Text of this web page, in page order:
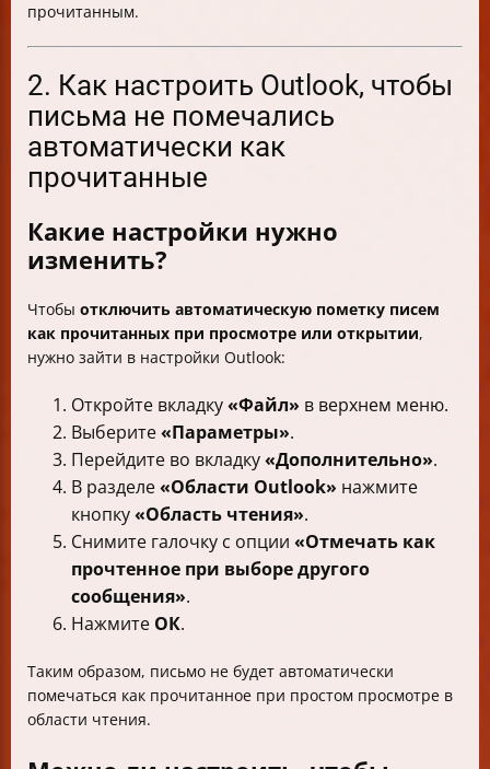
прочитанным.
2. Как настроить Outlook, чтобы
письма не помечались
автоматически как
прочитанные
Какие настройки нужно
изменить?
Чтобы отключить автоматическую пометку писем
как прочитанных при просмотре или открытии,
нужно зайти в настройки Outlook:
Откройте вкладку«Файл» в верхнем меню.
Выберите«Параметры».
Перейдите во вкладку«Дополнительно».
В разделе«Области Outlook» нажмите
кнопку«Область чтения».
Снимите галочку с опции «Отмечать как
прочтенное при выборе другого
сообщения».
Нажмите ОК.
Таким образом, письмо не будет автоматически
помечаться как прочитанное при простом просмотре в
области чтения.